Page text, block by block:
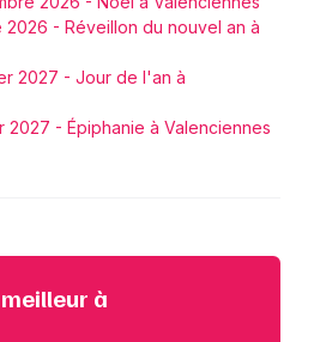
2026 - Réveillon du nouvel an à
2027 - Jour de l'an à
2027 - Épiphanie à Valenciennes
à